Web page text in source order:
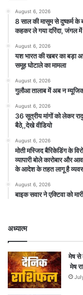
August 6, 2026
8 साल की मासूम से दुष्कर्म के
कहकर ले गया दरिंदा, जंगल में
August 6, 2026
यश भारत की खबर का बड़ा
समूह घोटाले का मामला
August 6, 2026
गुलौआ तालाब में अब न
August 6, 2026
36 सूत्रीय मांगों को लेकर
बैठे,,देखे वीडियो
August 6, 2026
मोती मस्जिद बैरिकेडिंग के
व्यापारी बोले कारोबार और
के आदेश के तहत लागू है
August 6, 2026
बाइक सवार ने एक्टिवा को
अध्यात्म
मेष से
मेष